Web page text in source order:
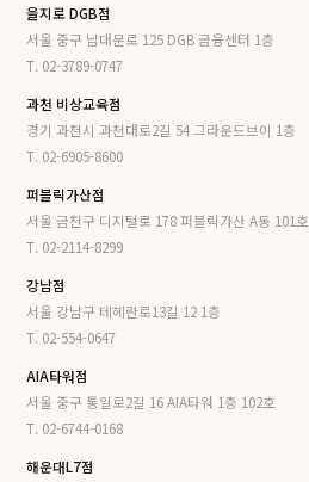
을지로 DGB점
서울 중구 남대문로 125 DGB 금융센터 1층
T. 02-3789-0747
과천 비상교육점
경기 과천시 과천대로2길 54 그라운드브이 1층
T. 02-6905-8600
퍼블릭가산점
서울 금천구 디지털로 178 퍼블릭가산 A동 101호
T. 02-2114-8299
강남점
서울 강남구 테헤란로13길 12 1층
T. 02-554-0647
AIA타워점
서울 중구 통일로2길 16 AIA타워 1층 102호
T. 02-6744-0168
해운대L7점